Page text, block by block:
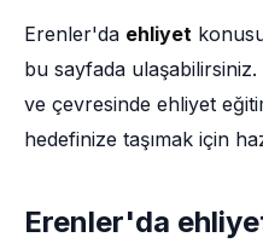
Erenler'da ehliyet
bu sayfada ulaşabilirsiniz.
ve çevresinde ehliyet
hedefinize taşımak için
Erenler'da